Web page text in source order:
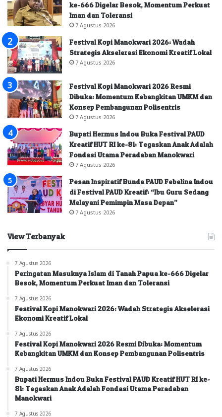
ke-666 Digelar Besok, Momentum Perkuat
Iman dan Toleransi
7 Agustus 2026
Festival Kopi Manokwari 2026: Wadah
Strategis Akselerasi Ekonomi Kreatif Lokal
7 Agustus 2026
Festival Kopi Manokwari 2026 Resmi
Dibuka: Momentum Kebangkitan UMKM dan
Konsep Pembangunan Polisentris
7 Agustus 2026
Bupati Hermus Indou Buka Festival PAUD
Kreatif HUT RI ke-81: Tegaskan Anak Adalah
Fondasi Utama Peradaban Manokwari
7 Agustus 2026
Pesan Inspiratif Bunda PAUD Febelina Indou
di Festival PAUD Kreatif: “Ibu Guru Sedang
Melayani Pemimpin Masa Depan”
7 Agustus 2026
View Terbanyak
7 Agustus 2026
Peringatan Masuknya Islam di Tanah Papua ke-666 Digelar
Besok, Momentum Perkuat Iman dan Toleransi
7 Agustus 2026
Festival Kopi Manokwari 2026: Wadah Strategis Akselerasi
Ekonomi Kreatif Lokal
7 Agustus 2026
Festival Kopi Manokwari 2026 Resmi Dibuka: Momentum
Kebangkitan UMKM dan Konsep Pembangunan Polisentris
7 Agustus 2026
Bupati Hermus Indou Buka Festival PAUD Kreatif HUT RI ke-
81: Tegaskan Anak Adalah Fondasi Utama Peradaban
Manokwari
7 Agustus 2026